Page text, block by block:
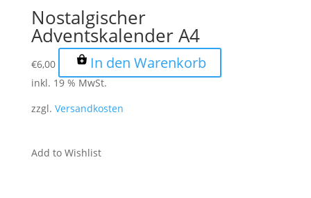
Nostalgischer
Adventskalender A4
€6,00 In den Warenkorb
inkl. 19 % MwSt.
zzgl. Versandkosten
Add to Wishlist